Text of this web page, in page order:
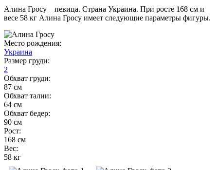
Алина Гросу – певица. Страна Украина. При росте 168 см и
весе 58 кг Алина Гросу имеет следующие параметры фигуры.
Место рождения:
Украина
Размер груди:
2
Обхват груди:
87 см
Обхват талии:
64 см
Обхват бедер:
90 см
Рост:
168 см
Вес:
58 кг